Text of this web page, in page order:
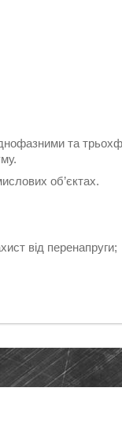
та
об’єктах.
від перенапруги;